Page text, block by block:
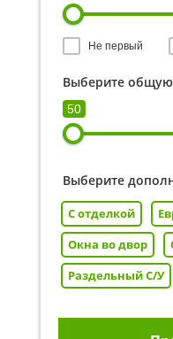
Не первый
Выберите
50
Выберите
С отделкой
Окна во двор
Раздельный С/У